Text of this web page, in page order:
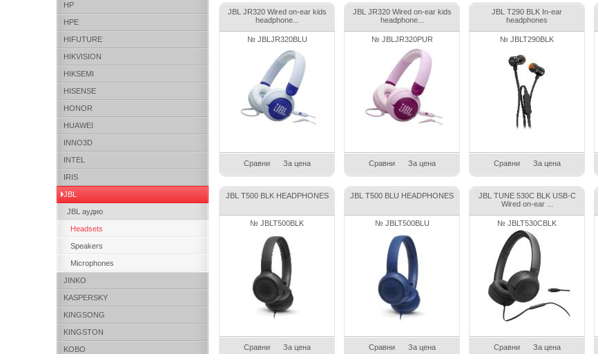
HP
HPE
HIFUTURE
HIKVISION
HIKSEMI
HISENSE
HONOR
HUAWEI
INNO3D
INTEL
IRIS
JBL
JBL аудио
Headsets
Speakers
Microphones
JINKO
KASPERSKY
KINGSONG
KINGSTON
KOBO
JBL JR320 Wired on-ear kids
headphone...
№ JBLJR320BLU
Сравни За цена
JBL JR320 Wired on-ear kids
headphone...
№ JBLJR320PUR
Сравни За цена
JBL T290 BLK In-ear
headphones
№ JBLT290BLK
Сравни За цена
JBL T500 BLK HEADPHONES
№ JBLT500BLK
Сравни За цена
JBL T500 BLU HEADPHONES
№ JBLT500BLU
Сравни За цена
JBL TUNE 530C BLK USB-C
Wired on-ear ...
№ JBLT530CBLK
Сравни За цена